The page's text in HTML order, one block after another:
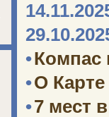
•Компас
•О
•7 мест